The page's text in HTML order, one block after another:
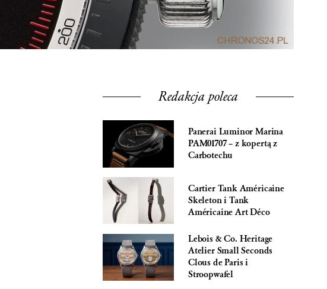
Redakcja poleca
Panerai Luminor Marina
PAM01707 – z kopertą z
Carbotechu
Cartier Tank Américaine
Skeleton i Tank
Américaine Art Déco
Lebois & Co. Heritage
Atelier Small Seconds
Clous de Paris i
Stroopwafel